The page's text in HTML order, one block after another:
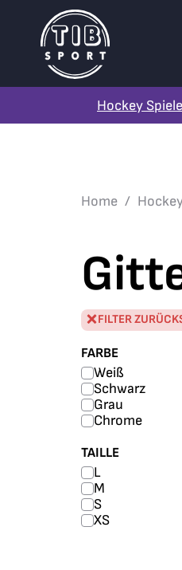
Hockey
Home
FILTER
FARBE
Weiß
Schwarz
Grau
Chrome
TAILLE
L
M
S
XS